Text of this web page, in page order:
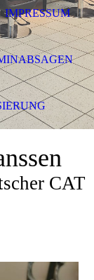
CAT
IMPRESSUM